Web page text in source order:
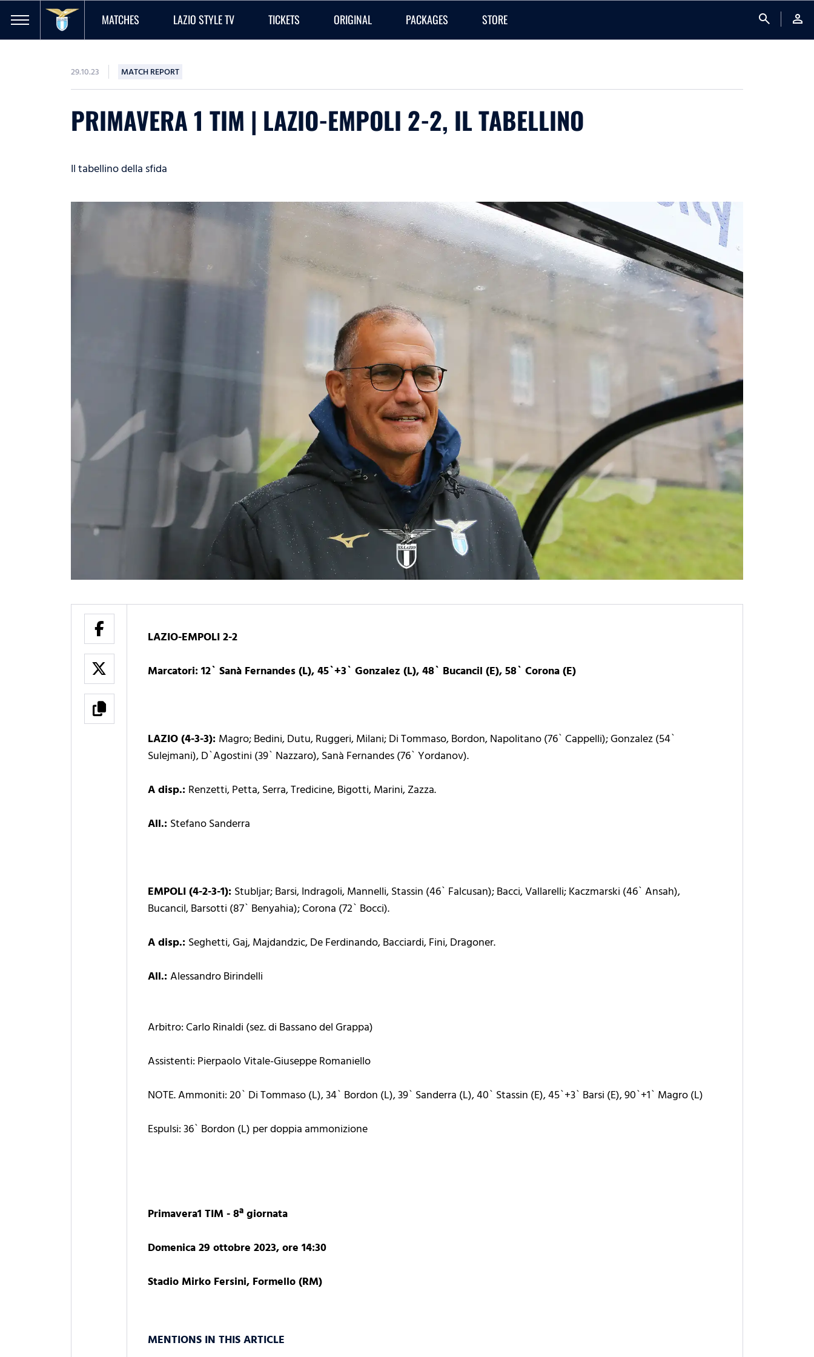
MATCHES LAZIO STYLE TV TICKETS ORIGINAL PACKAGES STORE search person
29.10.23 MATCH REPORT
PRIMAVERA 1 TIM | LAZIO-EMPOLI 2-2, IL TABELLINO
Il tabellino della sfida
LAZIO-EMPOLI 2-2
Marcatori: 12` Sanà Fernandes (L), 45`+3` Gonzalez (L), 48` Bucancil (E), 58` Corona (E)
LAZIO (4-3-3): Magro; Bedini, Dutu, Ruggeri, Milani; Di Tommaso, Bordon, Napolitano (76` Cappelli); Gonzalez (54`
Sulejmani), D`Agostini (39` Nazzaro), Sanà Fernandes (76` Yordanov).
A disp.: Renzetti, Petta, Serra, Tredicine, Bigotti, Marini, Zazza.
All.: Stefano Sanderra
EMPOLI (4-2-3-1): Stubljar; Barsi, Indragoli, Mannelli, Stassin (46` Falcusan); Bacci, Vallarelli; Kaczmarski (46` Ansah),
Bucancil, Barsotti (87` Benyahia); Corona (72` Bocci).
A disp.: Seghetti, Gaj, Majdandzic, De Ferdinando, Bacciardi, Fini, Dragoner.
All.:Alessandro Birindelli
Arbitro: Carlo Rinaldi (sez. di Bassano del Grappa)
Assistenti: Pierpaolo Vitale-Giuseppe Romaniello
NOTE. Ammoniti: 20` Di Tommaso (L), 34` Bordon (L), 39` Sanderra (L), 40` Stassin (E), 45`+3` Barsi (E), 90`+1` Magro (L)
Espulsi: 36` Bordon (L) per doppia ammonizione
Primavera1 TIM - 8ª giornata
Domenica 29 ottobre 2023, ore 14:30
Stadio Mirko Fersini, Formello (RM)
MENTIONS IN THIS ARTICLE